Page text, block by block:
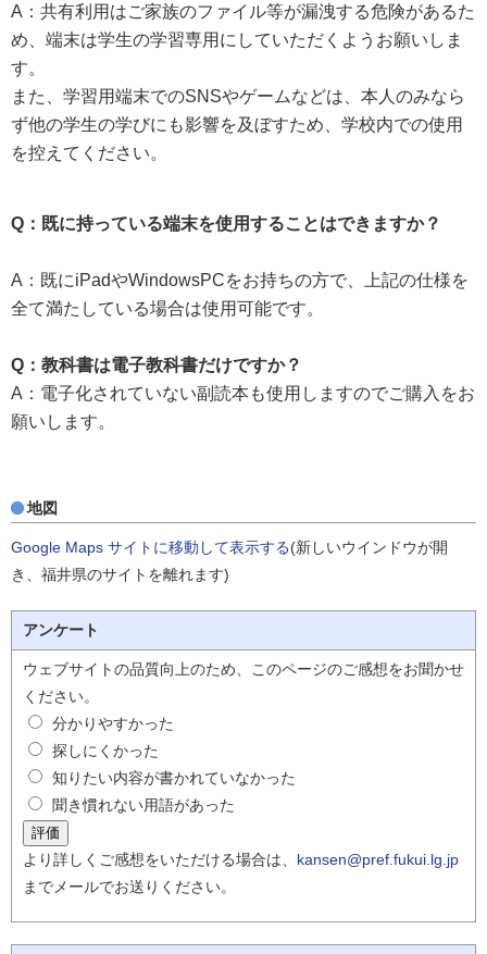
A：共有利用はご家族のファイル等が漏洩する危険があるた
め、端末は学生の学習専用にしていただくようお願いしま
す。
また、学習用端末でのSNSやゲームなどは、本人のみなら
ず他の学生の学びにも影響を及ぼすため、学校内での使用
を控えてください。
Q：既に持っている端末を使用することはできますか？
A：既にiPadやWindowsPCをお持ちの方で、上記の仕様を
全て満たしている場合は使用可能です。
Q：教科書は電子教科書だけですか？
A：電子化されていない副読本も使用しますのでご購入をお
願いします。
地図
Google Maps サイトに移動して表示する(新しいウインドウが開
き、福井県のサイトを離れます)
アンケート
ウェブサイトの品質向上のため、このページのご感想をお聞かせ
ください。
分かりやすかった
探しにくかった
知りたい内容が書かれていなかった
聞き慣れない用語があった
より詳しくご感想をいただける場合は、 kansen@pref.fukui.lg.jp
までメールでお送りください。